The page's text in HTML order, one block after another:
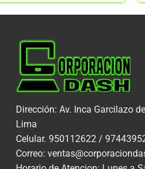
Dirección: Av. Inca Garcilazo
Lima
Celular. 950112622 /
Correo: